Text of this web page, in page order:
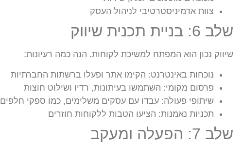
צוות אדמיניסטרטיבי לניהול העסק
שלב 6: בניית תכנית שיווק
שיווק נכון הוא המפתח למשיכת לקוחות. הנה כמה רעיונות:
נוכחות באינטרנט: הקימו אתר ופעלו ברשתות החברתיות
פרסום מקומי: השתמשו בעיתונות, רדיו ושילוט חוצות
שיתופי פעולה: עבדו עם עסקים משלימים, כמו ספקי חלפים
תכניות נאמנות: הציעו הטבות ללקוחות חוזרים
שלב 7: הפעלה ומעקב